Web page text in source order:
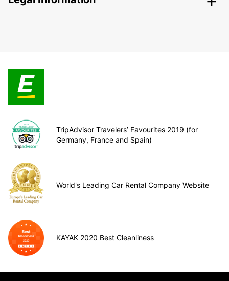
TripAdvisor Travelers’ Favourites 2019 (for
Germany, France and Spain)
World's Leading Car Rental Company Website
KAYAK 2020 Best Cleanliness